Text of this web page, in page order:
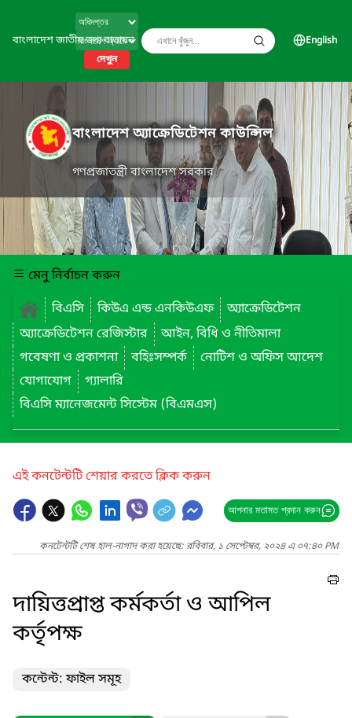
বাংলাদেশ জাতীয় তথ্য বাতায়ন
দেখুন
English
বাংলাদেশ অ্যাক্রেডিটেশন কাউন্সিল
গণপ্রজাতন্ত্রী বাংলাদেশ সরকার
মেনু নির্বাচন করুন
বিএসি
কিউএ এন্ড এনকিউএফ
অ্যাক্রেডিটেশন
অ্যাক্রেডিটেশন রেজিস্টার
আইন, বিধি ও নীতিমালা
গবেষণা ও প্রকাশনা
বহিঃসম্পর্ক
নোটিশ ও অফিস আদেশ
যোগাযোগ
গ্যালারি
বিএসি ম্যানেজমেন্ট সিস্টেম (বিএমএস)
এই কনটেন্টটি শেয়ার করতে ক্লিক করুন
আপনার মতামত প্রদান করুন
কনটেন্টটি শেষ হাল-নাগাদ করা হয়েছে: রবিবার, ১ সেপ্টেম্বর, ২০২৪ এ ০৭:৪০ PM
দায়িত্তপ্রাপ্ত কর্মকর্তা ও আপিল
কর্তৃপক্ষ
কন্টেন্ট: ফাইল সমূহ